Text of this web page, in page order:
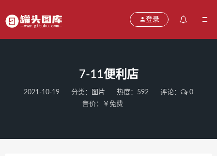
登录
7-11便利店
2021-10-19 分类： 图片 热度：592 评论：
0
售价：￥免费